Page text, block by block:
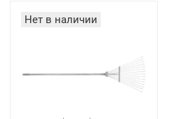
Нет в наличии